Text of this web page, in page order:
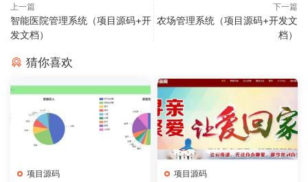
上一篇
智能医院管理系统（项目源码+开
发文档）
下一篇
农场管理系统（项目源码+开发文
档）
猜你喜欢
项目源码 项目源码